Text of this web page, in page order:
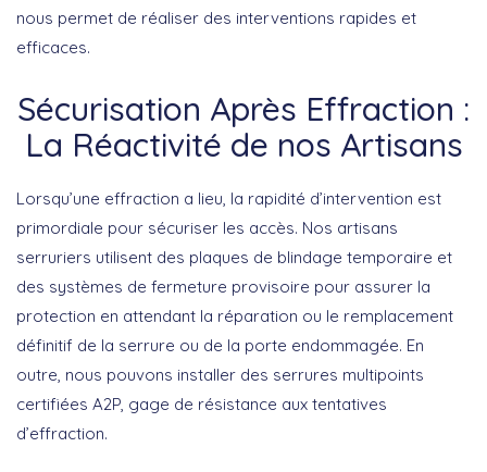
nous permet de réaliser des interventions rapides et
efficaces.
Sécurisation Après Effraction :
La Réactivité de nos Artisans
Lorsqu’une effraction a lieu, la rapidité d’intervention est
primordiale pour sécuriser les accès. Nos artisans
serruriers utilisent des plaques de blindage temporaire et
des systèmes de fermeture provisoire pour assurer la
protection en attendant la réparation ou le remplacement
définitif de la serrure ou de la porte endommagée. En
outre, nous pouvons installer des serrures multipoints
certifiées A2P, gage de résistance aux tentatives
d’effraction.